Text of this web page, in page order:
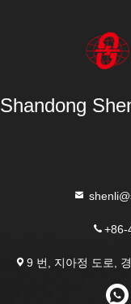
Shandong
+86-
9 번, 지아정 도로,